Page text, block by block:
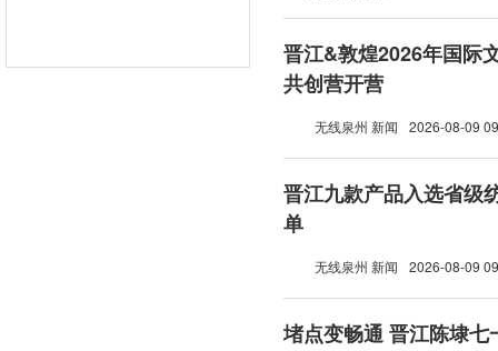
晋江&敦煌2026年国际
共创营开营
无线泉州 新闻 2026-08-09
晋江九款产品入选省级
单
无线泉州 新闻 2026-08-09
堵点变畅通 晋江陈埭七